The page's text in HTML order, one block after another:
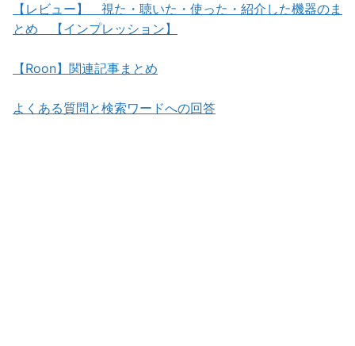
【レビュー】 視た・聴いた・使った・紹介した機器のま
とめ 【インプレッション】
【Roon】関連記事まとめ
よくある質問と検索ワードへの回答